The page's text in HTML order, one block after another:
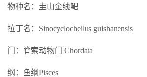
物种名：圭山金线鲃
拉丁名：Sinocyclocheilus guishanensis
门：脊索动物门 Chordata
纲：鱼纲Pisces